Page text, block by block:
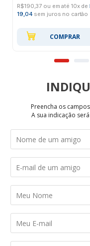
R$190,37 ou em até 10x de
19,04 sem juros no cartão
COMPRAR
Preencha os
A sua indicação